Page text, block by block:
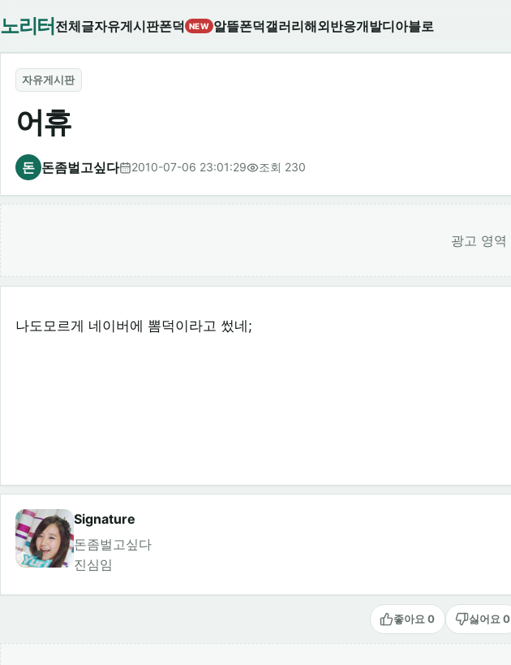
노리터 전체글자유게시판폰덕 NEW 알뜰폰덕갤러리해외반응개발디아블로
자유게시판
어휴
돈 돈좀벌고싶다 2010-07-06 23:01:29 조회 230
광고 영역
나도모르게 네이버에 뽐덕이라고 썼네;
Signature
돈좀벌고싶다
진심임
좋아요 0 싫어요 0